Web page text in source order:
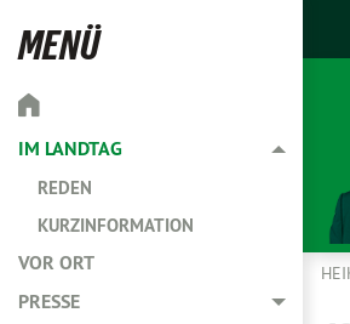
MENÜ
IM LANDTAG Toggle
REDEN
KURZINFORMATION
VOR ORT
PRESSE
Toggle